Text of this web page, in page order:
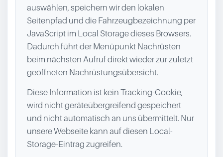
auswählen, speichern wir den lokalen
Seitenpfad und die Fahrzeugbezeichnung per
JavaScript im Local Storage dieses Browsers.
Dadurch führt der Menüpunkt Nachrüsten
beim nächsten Aufruf direkt wieder zur zuletzt
geöffneten Nachrüstungsübersicht.
Diese Information ist kein Tracking-Cookie,
wird nicht geräteübergreifend gespeichert
und nicht automatisch an uns übermittelt. Nur
unsere Webseite kann auf diesen Local-
Storage-Eintrag zugreifen.